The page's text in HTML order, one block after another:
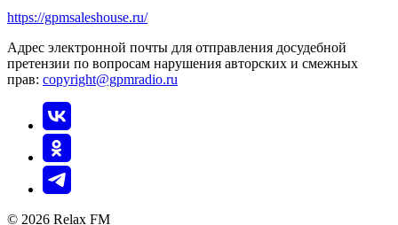
https://gpmsaleshouse.ru/
Адрес электронной почты для отправления досудебной
претензии по вопросам нарушения авторских и смежных
прав: copyright@gpmradio.ru
© 2026 Relax FM